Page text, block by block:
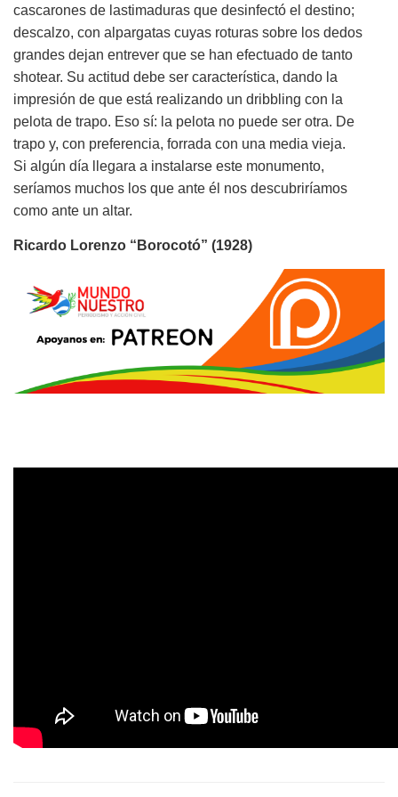
cascarones de lastimaduras que desinfectó el destino;
descalzo, con alpargatas cuyas roturas sobre los dedos
grandes dejan entrever que se han efectuado de tanto
shotear. Su actitud debe ser característica, dando la
impresión de que está realizando un dribbling con la
pelota de trapo. Eso sí: la pelota no puede ser otra. De
trapo y, con preferencia, forrada con una media vieja.
Si algún día llegara a instalarse este monumento,
seríamos muchos los que ante él nos descubriríamos
como ante un altar.
Ricardo Lorenzo “Borocotó” (1928)